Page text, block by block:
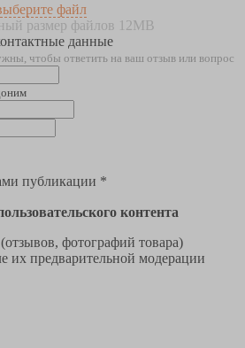
файл
размер файлов 12MB
данные
чтобы ответить на ваш отзыв или вопрос
публикации *
контента
фотографий товара)
их предварительной модерации